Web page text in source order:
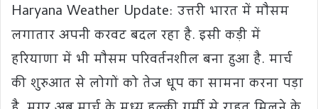
Haryana Weather Update: उत्तरी भारत में मौसम
लगातार अपनी करवट बदल रहा है. इसी कड़ी में
हरियाणा में भी मौसम परिवर्तनशील बना हुआ है. मार्च
की शुरुआत से लोगों को तेज धूप का सामना करना पड़ा